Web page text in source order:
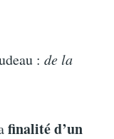
: de la
finalité d’un